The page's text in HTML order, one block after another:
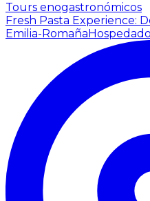
Tours enogastronómicos
Fresh Pasta Experience:
Emilia-Romaña